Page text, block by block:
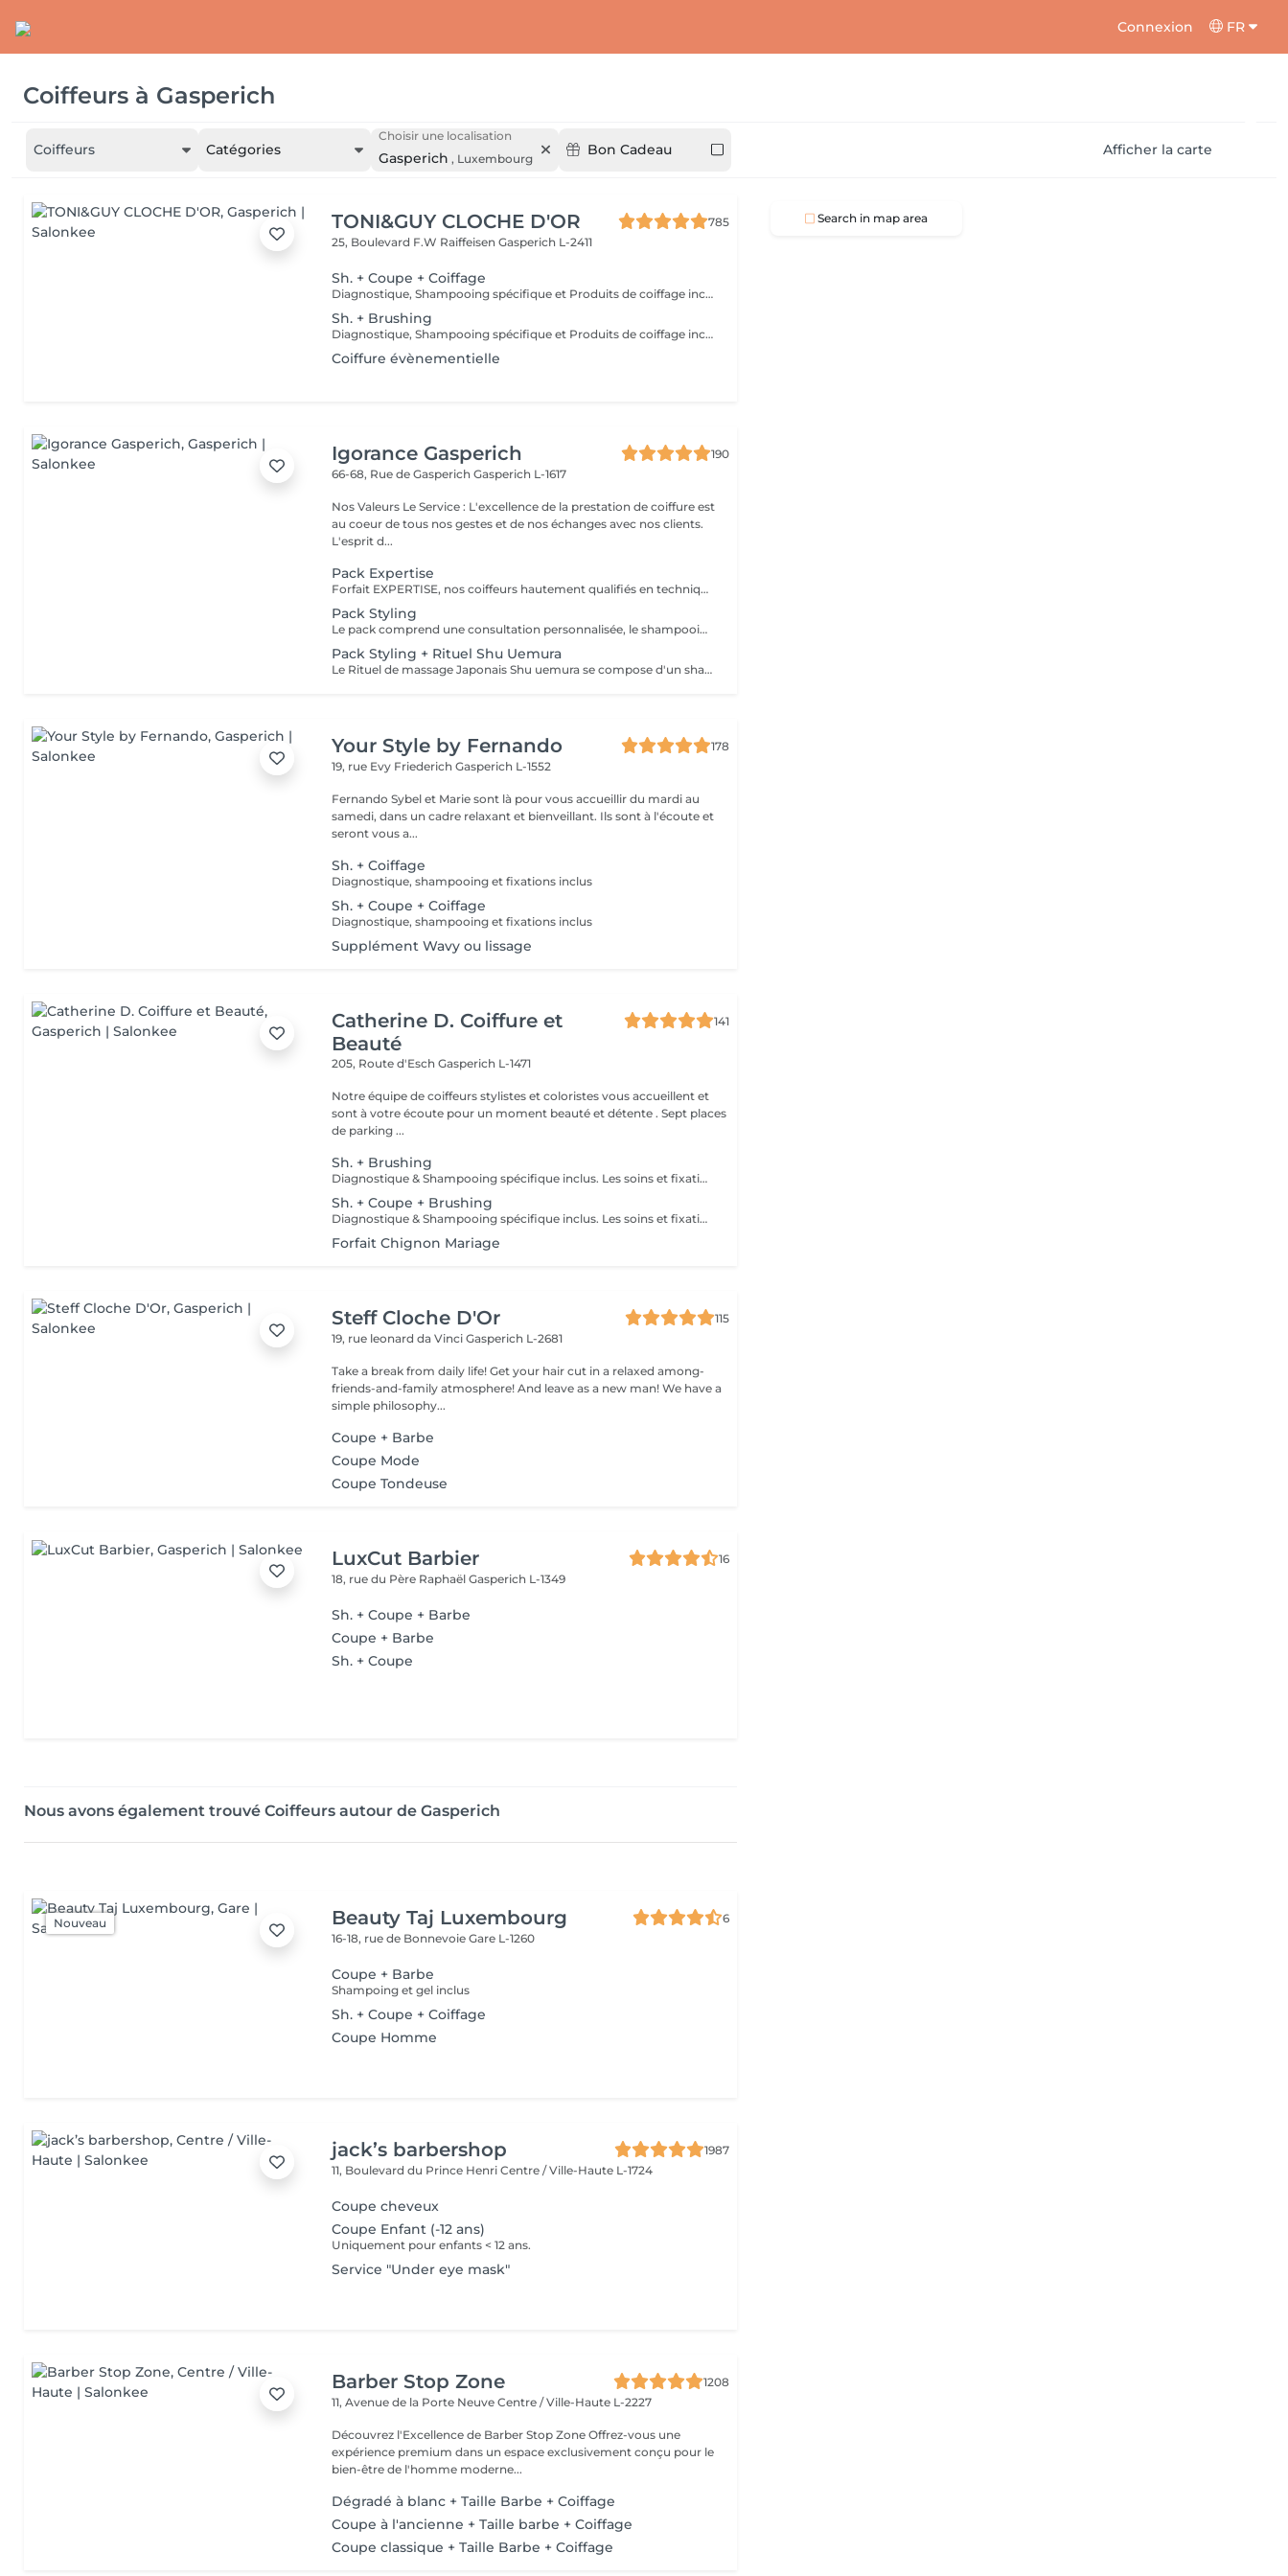
Connexion FR
Coiffeurs à Gasperich
Coiffeurs Catégories
Choisir une localisation
Gasperich , Luxembourg
Bon Cadeau Afficher la carte
TONI&GUY CLOCHE D'OR
785
25, Boulevard F.W RaiffeisenGasperich L-2411
Sh. + Coupe + Coiffage
Diagnostique, Shampooing spécifique et Produits de coiffage inclus.
Sh. + Brushing
Diagnostique, Shampooing spécifique et Produits de coiffage inclus.
Coiffure évènementielle
Igorance Gasperich
190
66-68, Rue de GasperichGasperich L-1617
Nos Valeurs Le Service : L'excellence de la prestation de coiffure est
au coeur de tous nos gestes et de nos échanges avec nos clients.
L'esprit d...
Pack Expertise
Forfait EXPERTISE, nos coiffeurs hautement qualifiés en technique anglo-saxonne, en formation continu et diplômés d’une académie anglaise à Paris. Vous offre une séance d’une heure avec votre coach en suivi beauté. Ce pack inclus : 1 h de prestation Un diagnostique personnalisé Shampoing spécifique Haircare Conditioner spécifique Produit de coiffage Coupe Styling Produit de finition
Pack Styling
Le pack comprend une consultation personnalisée, le shampooing et le conditionneur spécifiques REDKEN , le séchage et les produits de styling REDKEN * Tarifs à titre indicatifs à confirmer après la consultation personnalisée établit auprès de votre coiffeur/stylist/spécialiste * La direction se réserve le droit d’apporter des modifications pour le bon fonctionnement du salon
Pack Styling + Rituel Shu Uemura
Le Rituel de massage Japonais Shu uemura se compose d'un shampooing et d'un soin d'une durée de 30 minutes pour une relaxation une une réparation intense du cheveu et ensuite le pack styling
Your Style by Fernando
178
19, rue Evy FriederichGasperich L-1552
Fernando Sybel et Marie sont là pour vous accueillir du mardi au
samedi, dans un cadre relaxant et bienveillant. Ils sont à l'écoute et
seront vous a...
Sh. + Coiffage
Diagnostique, shampooing et fixations inclus
Sh. + Coupe + Coiffage
Diagnostique, shampooing et fixations inclus
Supplément Wavy ou lissage
Catherine D. Coiffure et
Beauté
141
205, Route d'EschGasperich L-1471
Notre équipe de coiffeurs stylistes et coloristes vous accueillent et
sont à votre écoute pour un moment beauté et détente . Sept places
de parking ...
Sh. + Brushing
Diagnostique & Shampooing spécifique inclus. Les soins et fixations seront ajoutés si besoin.
Sh. + Coupe + Brushing
Diagnostique & Shampooing spécifique inclus. Les soins et fixations seront ajoutés si besoin. Un supplément de 3,90 euros sera appliqué sur la coupe en cas de changement / transformation.
Forfait Chignon Mariage
Steff Cloche D'Or
115
19, rue leonard da VinciGasperich L-2681
Take a break from daily life! Get your hair cut in a relaxed among-
friends-and-family atmosphere! And leave as a new man! We have a
simple philosophy...
Coupe + Barbe
Coupe Mode
Coupe Tondeuse
LuxCut Barbier
16
18, rue du Père RaphaëlGasperich L-1349
Sh. + Coupe + Barbe
Coupe + Barbe
Sh. + Coupe
Nous avons également trouvé Coiffeurs autour de Gasperich
Nouveau Beauty Taj Luxembourg
6
16-18, rue de BonnevoieGare L-1260
Coupe + Barbe
Shampoing et gel inclus
Sh. + Coupe + Coiffage
Coupe Homme
jack’s barbershop
1987
11, Boulevard du Prince HenriCentre / Ville-Haute L-1724
Coupe cheveux
Coupe Enfant (-12 ans)
Uniquement pour enfants < 12 ans.
Service "Under eye mask"
Barber Stop Zone
1208
11, Avenue de la Porte NeuveCentre / Ville-Haute L-2227
Découvrez l'Excellence de Barber Stop Zone Offrez-vous une
expérience premium dans un espace exclusivement conçu pour le
bien-être de l'homme moderne...
Dégradé à blanc + Taille Barbe + Coiffage
Coupe à l'ancienne + Taille barbe + Coiffage
Coupe classique + Taille Barbe + Coiffage
Search in map area